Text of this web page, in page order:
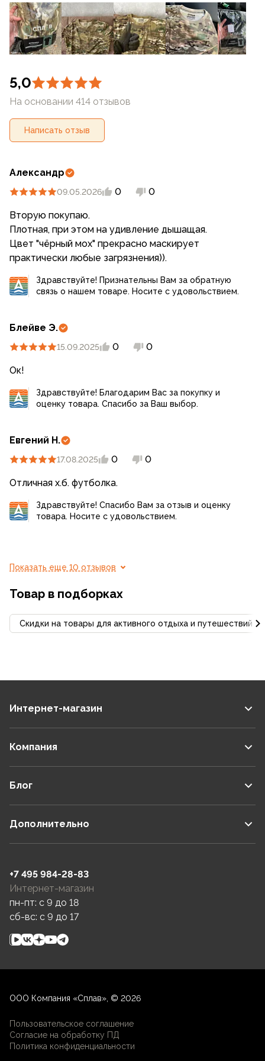
5,0
На основании 414 отзывов
Написать отзыв
Александр
09.05.2026 0 0
Вторую покупаю.
Плотная, при этом на удивление дышащая.
Цвет "чёрный мох" прекрасно маскирует
Здравствуйте! Признательны Вам за обратную
связь о нашем товаре. Носите с удовольствием.
Блейве Э.
15.09.2025 0 0
Ок!
Здравствуйте! Благодарим Вас за покупку и
оценку товара. Спасибо за Ваш выбор.
Евгений Н.
17.08.2025 0 0
Отличная х.б. футболка.
Здравствуйте! Спасибо Вам за отзыв и оценку
товара. Носите с удовольствием.
Показать еще 10 отзывов
Товар в подборках
Скидки на товары для активного отдыха и путешествий
Интернет-магазин
Компания
Блог
Дополнительно
+7 495 984-28-83
Интернет-магазин
пн-пт: c 9 до 18
сб-вс: c 9 до 17
ООО Компания «Сплав», © 2026
Пользовательское соглашение
Согласие на обработку ПД
Политика конфиденциальности